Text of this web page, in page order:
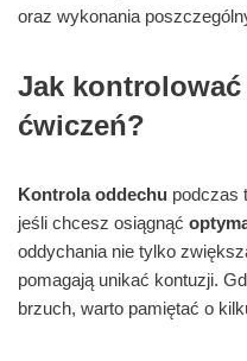
oraz wykonania
Jak
ćwiczeń?
Kontrola oddechu podczas
jeśli chcesz osiągnąć
oddychania nie tylko
pomagają unikać kontuzji.
brzuch, warto pamiętać o